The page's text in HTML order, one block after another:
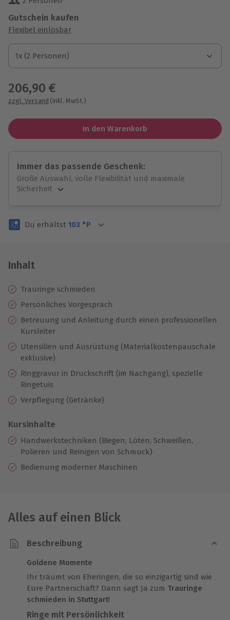
Gutschein kaufen
Flexibel einlösbar
1x (2 Personen)
1x (2 Personen)
1x (2 Personen)
206,90 €
zzgl. Versand (inkl. MwSt.)
In den Warenkorb
Immer das passende Geschenk:
Große Auswahl, volle Flexibilität und maximale
Sicherheit
Volle Flexibilität
3 Jahre gültig & verlängerbar.
Du erhältst 103 °P
Inhalt
Trauringe schmieden
Persönliches Vorgespräch
Betreuung und Anleitung durch einen professionellen
Kursleiter
Utensilien und Ausrüstung (Materialkostenpauschale
exklusive)
Ringgravur in Druckschrift (im Nachgang), spezielle
Ringetuis
Verpflegung (Getränke)
Kursinhalte
Handwerkstechniken (Biegen, Löten, Schweißen,
Polieren und Reinigen von Schmuck)
Bedienung moderner Maschinen
Alles auf einen Blick
Beschreibung
Goldene Momente
Ihr träumt von Eheringen, die so einzigartig sind wie
Eure Partnerschaft? Dann sagt Ja zum Trauringe
schmieden in Stuttgart!
Ringe mit Persönlichkeit